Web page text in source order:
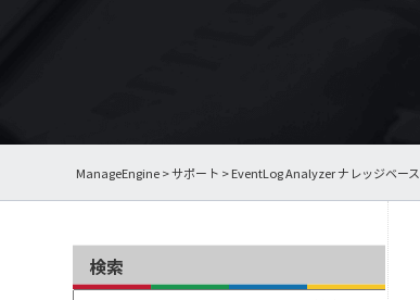
ManageEngine>サポート >EventLog Analyzer ナレッジベース
検索